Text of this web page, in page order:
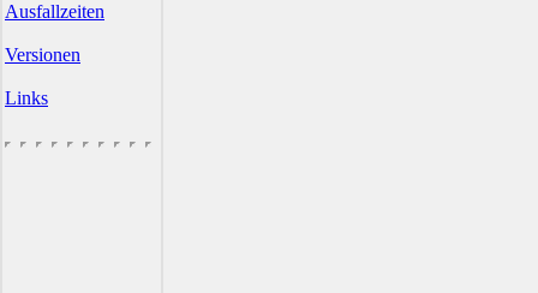
Ausfallzeiten
Versionen
Links